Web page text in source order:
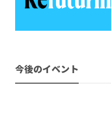
今後のイベント